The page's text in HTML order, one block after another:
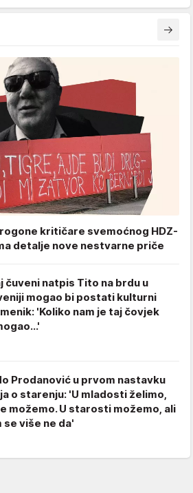
kritičare svemoćnog HDZ-
detalje nove nestvarne priče
čuveni natpis Tito na brdu u
mogao bi postati kulturni
'Koliko nam je taj čovjek
Prodanović u prvom nastavku
o starenju: 'U mladosti želimo,
možemo. U starosti možemo, ali
se više ne da'